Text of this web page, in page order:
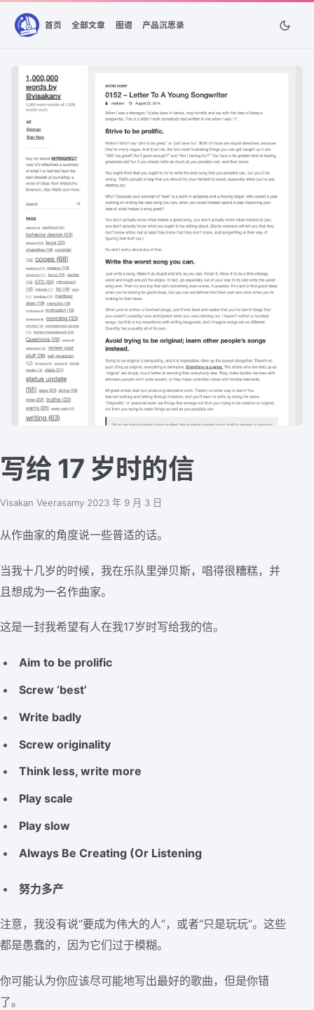
首页 全部文章 图谱 产品沉思录
写给 17 岁时的信
Visakan Veerasamy·2023 年 9 月 3 日
从作曲家的角度说一些普适的话。
当我十几岁的时候，我在乐队里弹贝斯，唱得很糟糕，并
且想成为一名作曲家。
这是一封我希望有人在我17岁时写给我的信。
Aim to be prolific
Screw ‘best’
Write badly
Screw originality
Think less, write more
Play scale
Play slow
Always Be Creating (Or Listening
努力多产
注意，我没有说“要成为伟大的人”，或者“只是玩玩”。这些
都是愚蠢的，因为它们过于模糊。
你可能认为你应该尽可能地写出最好的歌曲，但是你错
了。